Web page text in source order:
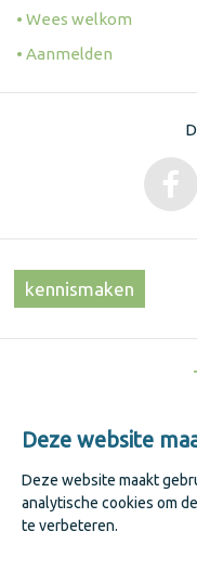
Deze website
Deze website maakt
analytische cookies om
te verbeteren.
• Wees welkom
• Aanmelden
kennismaken